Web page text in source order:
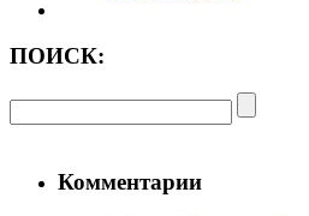
ПОИСК:
Комментарии